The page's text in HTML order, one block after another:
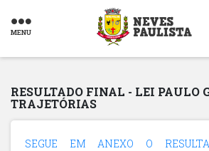
MENU
RESULTADO FINAL - LEI PAULO
TRAJETÓRIAS
SEGUE EM ANEXO O